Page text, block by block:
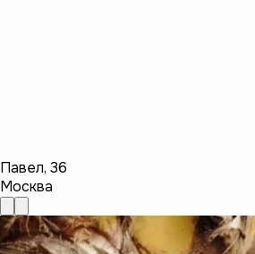
Павел, 36
Москва